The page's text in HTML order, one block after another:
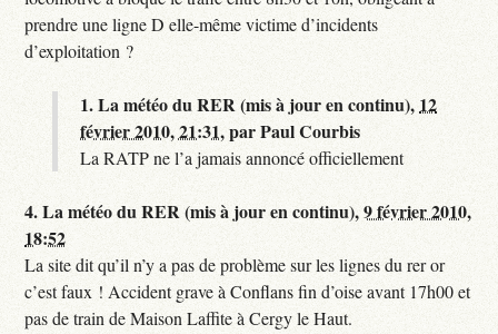
prendre une ligne D elle-même victime d’incidents
d’exploitation ?
1.La météo du RER (mis à jour en continu), 12
février 2010, 21:31,parPaul Courbis
La RATP ne l’a jamais annoncé officiellement
4.La météo du RER (mis à jour en continu),9 février 2010,
18:52
La site dit qu’il n’y a pas de problème sur les lignes du rer or
c’est faux ! Accident grave à Conflans fin d’oise avant 17h00 et
pas de train de Maison Laffite à Cergy le Haut.